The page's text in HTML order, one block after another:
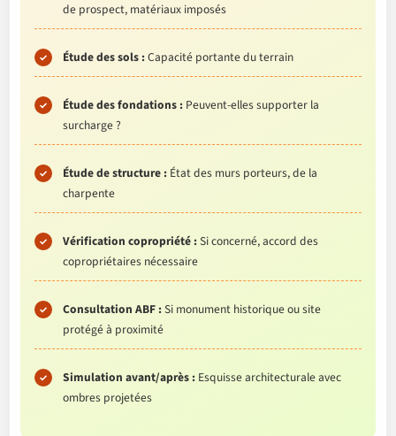
de prospect, matériaux imposés
Étude des sols :Capacité portante du terrain
Étude des fondations : Peuvent-elles supporter la
surcharge ?
Étude de structure : État des murs porteurs, de la
charpente
Vérification copropriété :Si concerné, accord des
copropriétaires nécessaire
Consultation ABF :Si monument historique ou site
protégé à proximité
Simulation avant/après : Esquisse architecturale avec
ombres projetées